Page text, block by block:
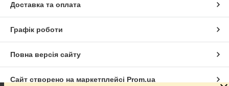
Доставка та оплата
Графік роботи
Повна версія сайту
Сайт створено на маркетплейсі Prom.ua